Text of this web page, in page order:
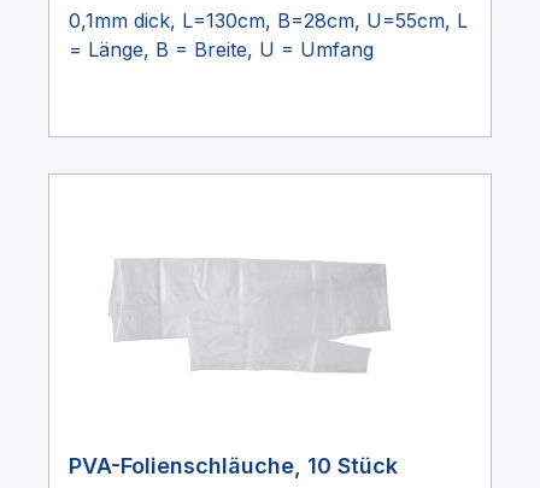
0,1mm dick, L=130cm, B=28cm, U=55cm, L
= Länge, B = Breite, U = Umfang
PVA-Folienschläuche, 10 Stück